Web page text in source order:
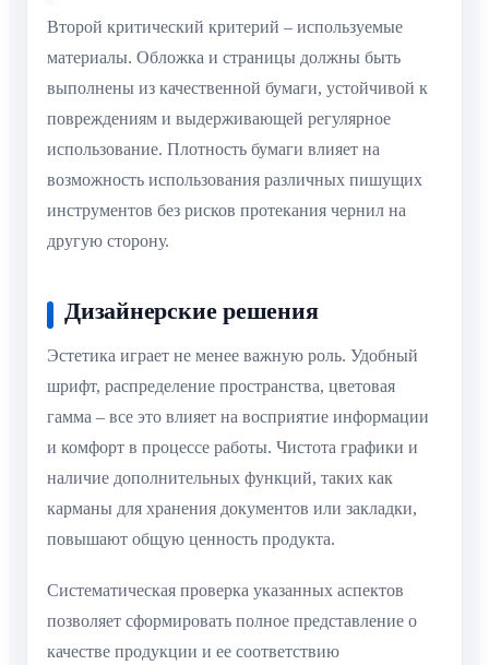
Второй критический критерий – используемые
материалы. Обложка и страницы должны быть
выполнены из качественной бумаги, устойчивой к
повреждениям и выдерживающей регулярное
использование. Плотность бумаги влияет на
возможность использования различных пишущих
инструментов без рисков протекания чернил на
другую сторону.
Дизайнерские решения
Эстетика играет не менее важную роль. Удобный
шрифт, распределение пространства, цветовая
гамма – все это влияет на восприятие информации
и комфорт в процессе работы. Чистота графики и
наличие дополнительных функций, таких как
карманы для хранения документов или закладки,
повышают общую ценность продукта.
Систематическая проверка указанных аспектов
позволяет сформировать полное представление о
качестве продукции и ее соответствию